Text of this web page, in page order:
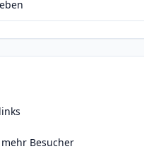
Besucher